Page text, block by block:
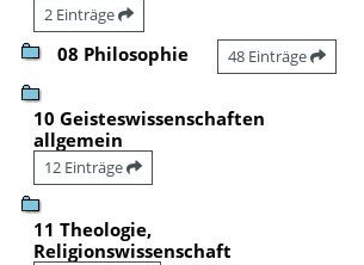
2 Einträge
08 Philosophie 48 Einträge
10 Geisteswissenschaften
allgemein
12 Einträge
11 Theologie,
Religionswissenschaft